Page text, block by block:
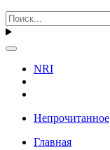
NRI
Непрочитанное
Главная